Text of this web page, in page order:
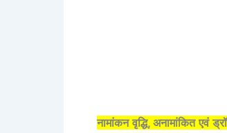
नामांकन वृद्धि, अनामांकित एवं